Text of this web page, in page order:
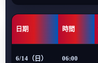
日期 時間
6/14（日） 06:00